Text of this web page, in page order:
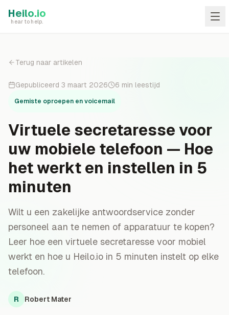
Heilo.io
hear to help.
Terug naar artikelen
Gepubliceerd 3 maart 2026 6 min leestijd
Gemiste oproepen en voicemail
Virtuele secretaresse voor
uw mobiele telefoon — Hoe
het werkt en instellen in 5
minuten
Wilt u een zakelijke antwoordservice zonder
personeel aan te nemen of apparatuur te kopen?
Leer hoe een virtuele secretaresse voor mobiel
werkt en hoe u Heilo.io in 5 minuten instelt op elke
telefoon.
R Robert Mater